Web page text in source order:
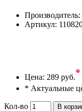
Производитель:
Артикул:
Цена: 289 руб.*
* Актуальные
Кол-во
В